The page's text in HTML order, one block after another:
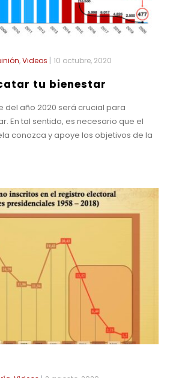
,Videos | 10 octubre, 2020
tu bienestar
del año 2020 será crucial para
En tal sentido, es necesario que el
conozca y apoye los objetivos de la